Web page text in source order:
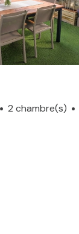
2 chambre(s)